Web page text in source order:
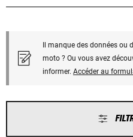
Il manque des données ou
moto ? Ou vous avez
informer. Accéder au